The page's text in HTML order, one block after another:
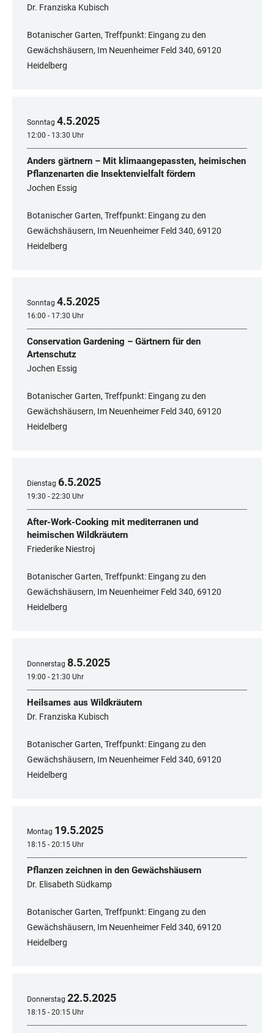
Dr. Franziska Kubisch
Botanischer Garten, Treffpunkt: Eingang zu den
Gewächshäusern, Im Neuenheimer Feld 340, 69120
Heidelberg
Sonntag 4.5.2025
12:00 - 13:30 Uhr
Anders gärtnern – Mit klimaangepassten, heimischen
Pflanzenarten die Insektenvielfalt fördern
Jochen Essig
Botanischer Garten, Treffpunkt: Eingang zu den
Gewächshäusern, Im Neuenheimer Feld 340, 69120
Heidelberg
Sonntag 4.5.2025
16:00 - 17:30 Uhr
Conservation Gardening – Gärtnern für den
Artenschutz
Jochen Essig
Botanischer Garten, Treffpunkt: Eingang zu den
Gewächshäusern, Im Neuenheimer Feld 340, 69120
Heidelberg
Dienstag 6.5.2025
19:30 - 22:30 Uhr
After-Work-Cooking mit mediterranen und
heimischen Wildkräutern
Friederike Niestroj
Botanischer Garten, Treffpunkt: Eingang zu den
Gewächshäusern, Im Neuenheimer Feld 340, 69120
Heidelberg
Donnerstag 8.5.2025
19:00 - 21:30 Uhr
Heilsames aus Wildkräutern
Dr. Franziska Kubisch
Botanischer Garten, Treffpunkt: Eingang zu den
Gewächshäusern, Im Neuenheimer Feld 340, 69120
Heidelberg
Montag 19.5.2025
18:15 - 20:15 Uhr
Pflanzen zeichnen in den Gewächshäusern
Dr. Elisabeth Südkamp
Botanischer Garten, Treffpunkt: Eingang zu den
Gewächshäusern, Im Neuenheimer Feld 340, 69120
Heidelberg
Donnerstag 22.5.2025
18:15 - 20:15 Uhr